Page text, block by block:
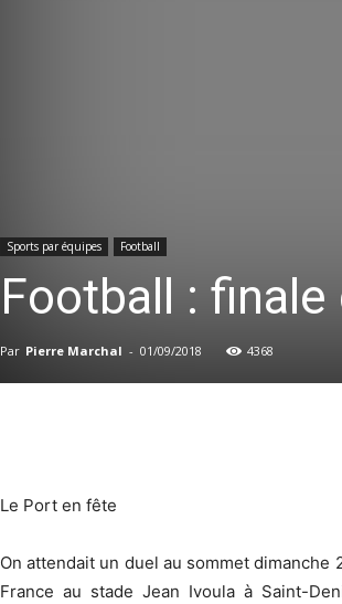
Sports par équipes Football
Football :
Par Pierre Marchal - 01/09/2018 4368
Le Port en fête
On attendait un duel au sommet
France au stade Jean Ivoula à Saint-